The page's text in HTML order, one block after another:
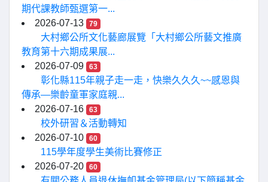
期代課教師甄選第一...
2026-07-13
79
大村鄉公所文化藝廊展覽「大村鄉公所藝文推廣
教育第十六期成果展...
2026-07-09
63
彰化縣115年親子走一走，快樂久久久~~感恩與
傳承—樂齡童軍家庭親...
2026-07-16
63
校外研習＆活動轉知
2026-07-10
60
115學年度學生美術比賽修正
2026-07-20
60